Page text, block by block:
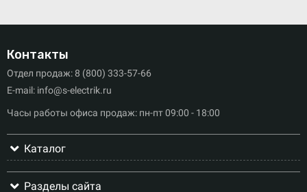
Контакты
Отдел продаж: 8 (800) 333-57-66
E-mail: info@s-electrik.ru
Часы работы офиса продаж: пн-пт 09:00 - 18:00
Каталог
Разделы сайта